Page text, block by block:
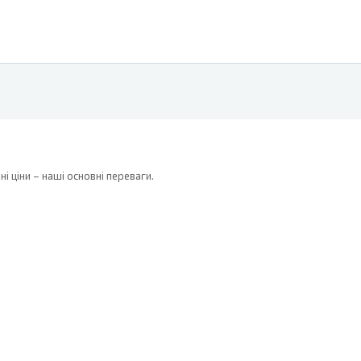
– наші основні переваги.